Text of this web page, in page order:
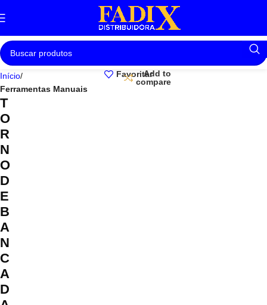
Início
Ferramentas Manuais
FavoritarAdd to
compare
T
O
R
N
O
D
E
B
A
N
C
A
D